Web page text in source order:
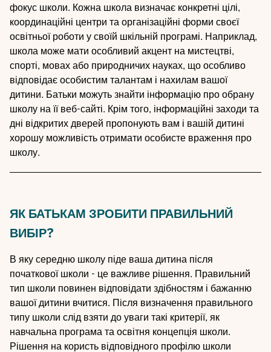
фокус школи. Кожна школа визначає конкретні цілі,
координаційні центри та організаційні форми своєї
освітньої роботи у своїй шкільній програмі. Наприклад,
школа може мати особливий акцент на мистецтві,
спорті, мовах або природничих науках, що особливо
відповідає особистим талантам і нахилам вашої
дитини. Батьки можуть знайти інформацію про обрану
школу на її веб-сайті. Крім того, інформаційні заходи та
дні відкритих дверей пропонують вам і вашій дитині
хорошу можливість отримати особисте враження про
школу.
ЯК БАТЬКАМ ЗРОБИТИ ПРАВИЛЬНИЙ
ВИБІР?
В яку середню школу піде ваша дитина після
початкової школи - це важливе рішення. Правильний
тип школи повинен відповідати здібностям і бажанню
вашої дитини вчитися. Після визначення правильного
типу школи слід взяти до уваги такі критерії, як
навчальна програма та освітня концепція школи.
Рішення на користь відповідного профілю школи